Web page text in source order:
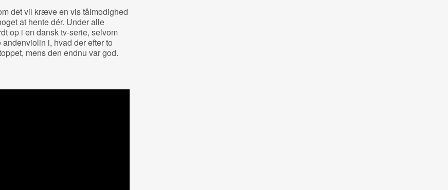
det vil kræve en vis tålmodighed
at hente dér. Under alle
op i en dansk tv-serie, selvom
i, hvad der efter to
mens den endnu var god.